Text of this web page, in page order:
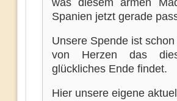
was diesem armen
Spanien jetzt gerade
Unsere Spende ist
von Herzen das
glückliches Ende findet.
Hier unsere eigene